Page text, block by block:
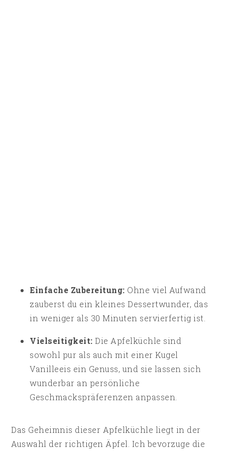
Einfache Zubereitung: Ohne viel Aufwand
zauberst du ein kleines Dessertwunder, das
in weniger als 30 Minuten servierfertig ist.
Vielseitigkeit: Die Apfelküchle sind
sowohl pur als auch mit einer Kugel
Vanilleeis ein Genuss, und sie lassen sich
wunderbar an persönliche
Geschmackspräferenzen anpassen.
Das Geheimnis dieser Apfelküchle liegt in der
Auswahl der richtigen Äpfel. Ich bevorzuge die